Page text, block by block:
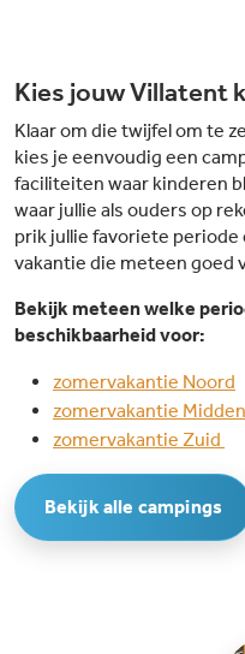
Kies jouw Villatent
Klaar om die twijfel om te
kies je eenvoudig een
faciliteiten waar kinderen
waar jullie als ouders op
prik jullie favoriete periode
vakantie die meteen goed
Bekijk meteen welke
beschikbaarheid voor:
zomervakantie Noord
zomervakantie Midden
zomervakantie Zuid
Bekijk alle campings